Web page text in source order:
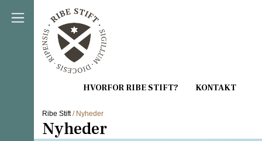
Direkte til indholdet
Ribe Stift/ Nyheder
Nyheder